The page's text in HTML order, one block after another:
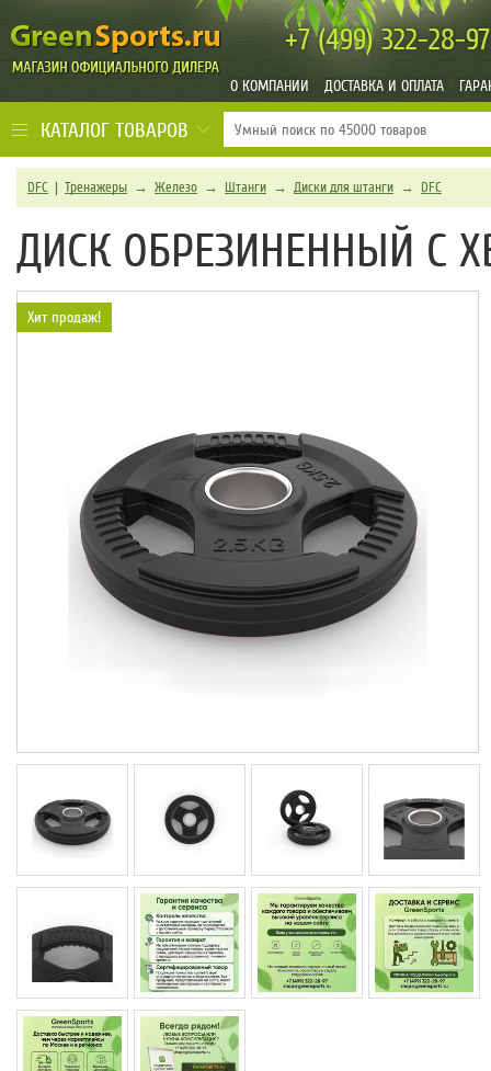
+7 (499)322-28-97
О КОМПАНИИ ДОСТАВКА И ОПЛАТА
КАТАЛОГ ТОВАРОВ
DFC | Тренажеры → Железо → Штанги → Диски для штанги → DFC
ДИСК ОБРЕЗИНЕННЫЙ С
Хит продаж!